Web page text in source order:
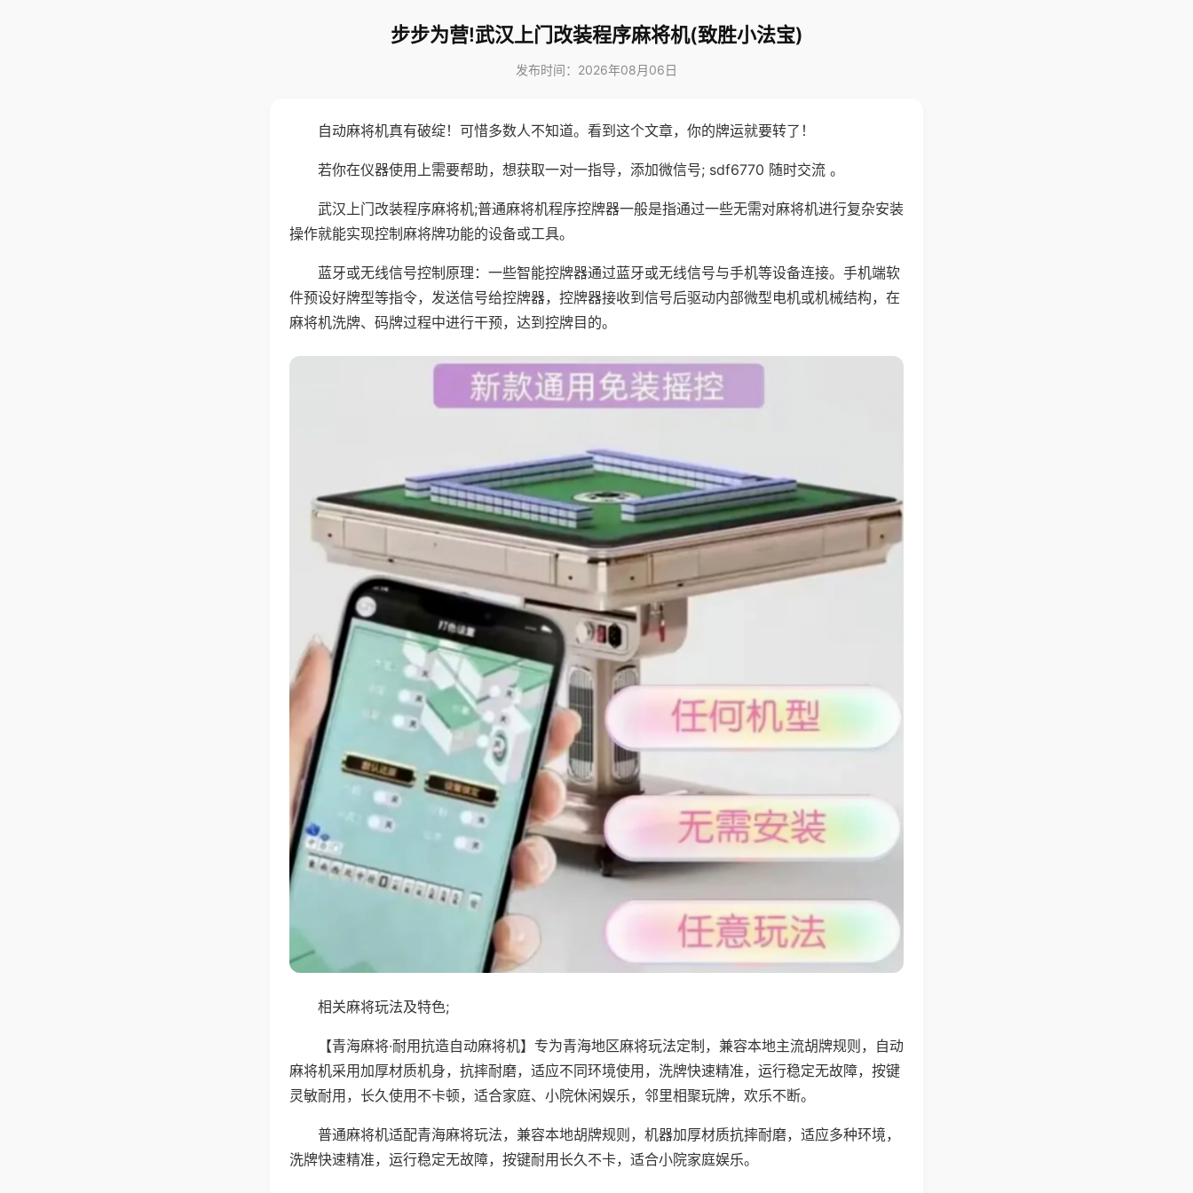
步步为营!武汉上门改装程序麻将机(致胜小法宝)
发布时间：2026年08月06日
自动麻将机真有破绽！可惜多数人不知道。看到这个文章，你的牌运就要转了！
若你在仪器使用上需要帮助，想获取一对一指导，添加微信号; sdf6770 随时交流 。
武汉上门改装程序麻将机;普通麻将机程序控牌器一般是指通过一些无需对麻将机进行复杂安装
操作就能实现控制麻将牌功能的设备或工具。
蓝牙或无线信号控制原理：一些智能控牌器通过蓝牙或无线信号与手机等设备连接。手机端软
件预设好牌型等指令，发送信号给控牌器，控牌器接收到信号后驱动内部微型电机或机械结构，在
麻将机洗牌、码牌过程中进行干预，达到控牌目的。
相关麻将玩法及特色;
【青海麻将·耐用抗造自动麻将机】专为青海地区麻将玩法定制，兼容本地主流胡牌规则，自动
麻将机采用加厚材质机身，抗摔耐磨，适应不同环境使用，洗牌快速精准，运行稳定无故障，按键
灵敏耐用，长久使用不卡顿，适合家庭、小院休闲娱乐，邻里相聚玩牌，欢乐不断。
普通麻将机适配青海麻将玩法，兼容本地胡牌规则，机器加厚材质抗摔耐磨，适应多种环境，
洗牌快速精准，运行稳定无故障，按键耐用长久不卡，适合小院家庭娱乐。